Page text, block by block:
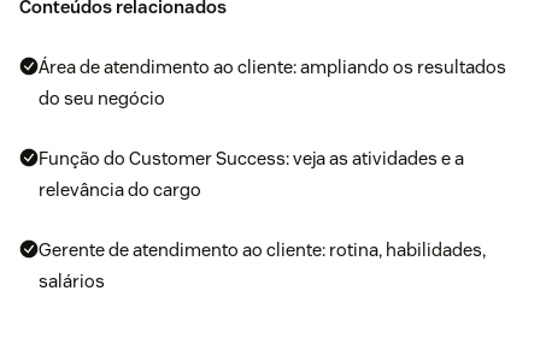
Conteúdos relacionados
Área de atendimento ao cliente: ampliando os resultados
do seu negócio
Função do Customer Success: veja as atividades e a
relevância do cargo
Gerente de atendimento ao cliente: rotina, habilidades,
salários